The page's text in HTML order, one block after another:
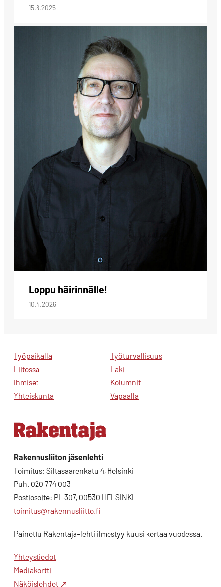
15.8.2025
Loppu häirinnälle!
10.4.2026
Työpaikalla
Liitossa
Ihmiset
Yhteiskunta
Työturvallisuus
Laki
Kolumnit
Vapaalla
Rakennusliiton jäsenlehti
Toimitus: Siltasaarenkatu 4, Helsinki
Puh. 020 774 003
Postiosoite: PL 307, 00530 HELSINKI
toimitus@rakennusliitto.fi
Painettu Rakentaja-lehti ilmestyy kuusi kertaa vuodessa.
Yhteystiedot
Mediakortti
Näköislehdet